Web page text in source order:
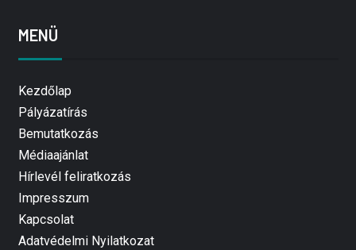
MENÜ
Kezdőlap
Pályázatírás
Bemutatkozás
Médiaajánlat
Hírlevél feliratkozás
Impresszum
Kapcsolat
Adatvédelmi Nyilatkozat